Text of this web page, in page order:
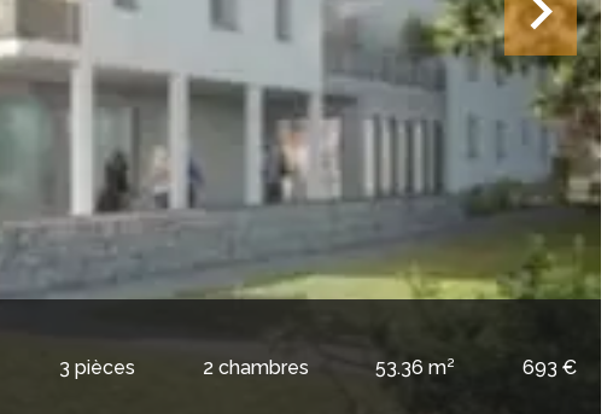
3 pièces 2 chambres 53.36 m² 693 €